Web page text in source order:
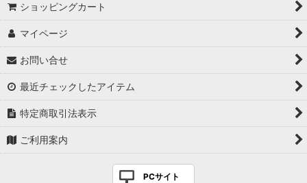
ショッピングカート
マイページ
お問い合せ
最近チェックしたアイテム
特定商取引法表示
ご利用案内
PCサイト